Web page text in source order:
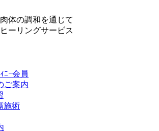
体の調和を通じて
ーリングサービス
ﾆｰ会員
ご案内
施術